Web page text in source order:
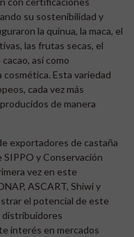
su sostenibilidad y
la quinua, la maca, el
las frutas secas, el
así como
Esta variedad
cada vez más
de manera
exportadores de castaña
SIPPO y Conservación
vez en este
ASCART, Shiwi y
el potencial de este
distribuidores
interés en mercados